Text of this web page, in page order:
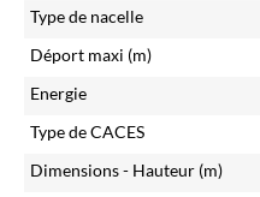
Type de nacelle
Déport maxi (m)
Energie
Type de CACES
Dimensions - Hauteur (m)